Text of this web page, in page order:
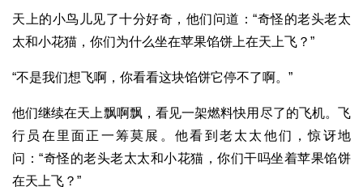
天上的小鸟儿见了十分好奇，他们问道：“奇怪的老头老太
太和小花猫，你们为什么坐在苹果馅饼上在天上飞？”
“不是我们想飞啊，你看看这块馅饼它停不了啊。”
他们继续在天上飘啊飘，看见一架燃料快用尽了的飞机。飞
行员在里面正一筹莫展。他看到老太太他们，惊讶地
问：“奇怪的老头老太太和小花猫，你们干吗坐着苹果馅饼
在天上飞？”